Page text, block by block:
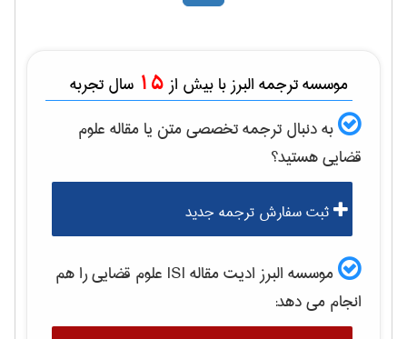
موسسه ترجمه البرز با بیش از 15 سال تجربه
به دنبال ترجمه تخصصی متن یا مقالهعلوم
قضاییهستید؟
ثبت سفارش ترجمه جدید
موسسه البرز ادیت مقاله ISI علوم قضاییرا هم
انجام می دهد: